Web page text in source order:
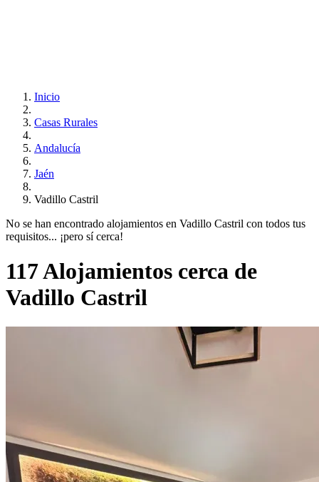
Inicio
Casas Rurales
Andalucía
Jaén
Vadillo Castril
No se han encontrado alojamientos en Vadillo Castril con todos tus
requisitos... ¡pero sí cerca!
117 Alojamientos cerca de
Vadillo Castril